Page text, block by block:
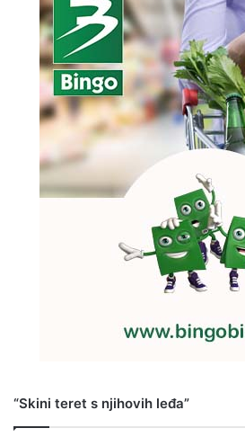
“Skini teret s njihovih leđa”